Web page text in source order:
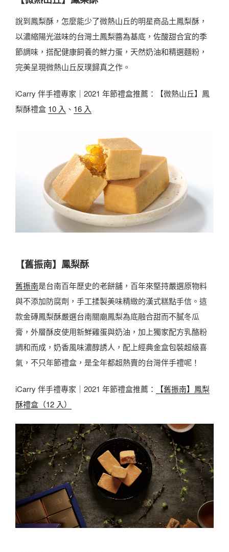
說到鳳梨酥，怎麼能少了微熱山丘的明星商品土鳳梨酥，
以濃縮陽光滋味的台灣土鳳梨醬為基底，佐酸甜合宜的季
節調味，搭配健康飼養的鮮力蛋，天然奶油和精選麵粉，
完美呈現微熱山丘反璞歸真之作。
iCarry 伴手禮專家｜2021 年節禮盒推薦：【微熱山丘】鳳
梨酥禮盒 10 入 、 16 入
【舊振南】鳳梨酥
舊振南是台南百年歷史的老餅舖，百年來堅持嚴選原物料
與不添加防腐劑，手工揉製美味精緻的漢式糕點手信。這
款金磚鳳梨酥嚴選台南關廟鳳梨為底融合甜而不膩冬瓜
膏，外層酥皮使用新鮮雞蛋與奶油，加上獨家配方乳酪粉
調和而成，奶香風味濃醇誘人，配上經典金盒包裝超級喜
氣，不只年節禮盒，是全年都超熱賣的台灣伴手禮呢！
iCarry 伴手禮專家｜2021 年節禮盒推薦：
【舊振南】鳳梨
酥禮盒（12 入）